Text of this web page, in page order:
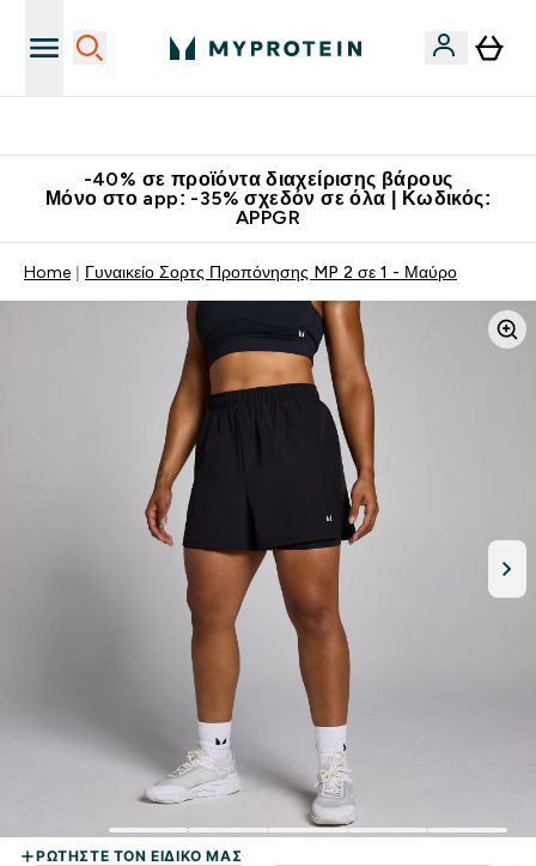
-40% σε προϊόντα διαχείρισης βάρους
Μόνο στο app: -35% σχεδόν σε όλα | Κωδικός:
APPGR
Home Γυναικείο Σορτς Προπόνησης MP 2 σε 1 - Μαύρο